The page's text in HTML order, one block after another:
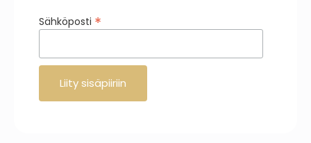
Sähköposti *